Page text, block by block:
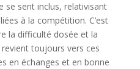
se sent inclus, relativisant
à la compétition. C’est
la difficulté dosée et la
toujours vers ces
en échanges et en bonne